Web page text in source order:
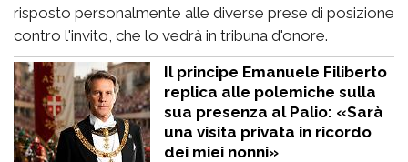
risposto personalmente alle diverse prese di posizione
contro l'invito, che lo vedrà in tribuna d'onore.
Il principe Emanuele Filiberto
replica alle polemiche sulla
sua presenza al Palio: «Sarà
una visita privata in ricordo
dei miei nonni»